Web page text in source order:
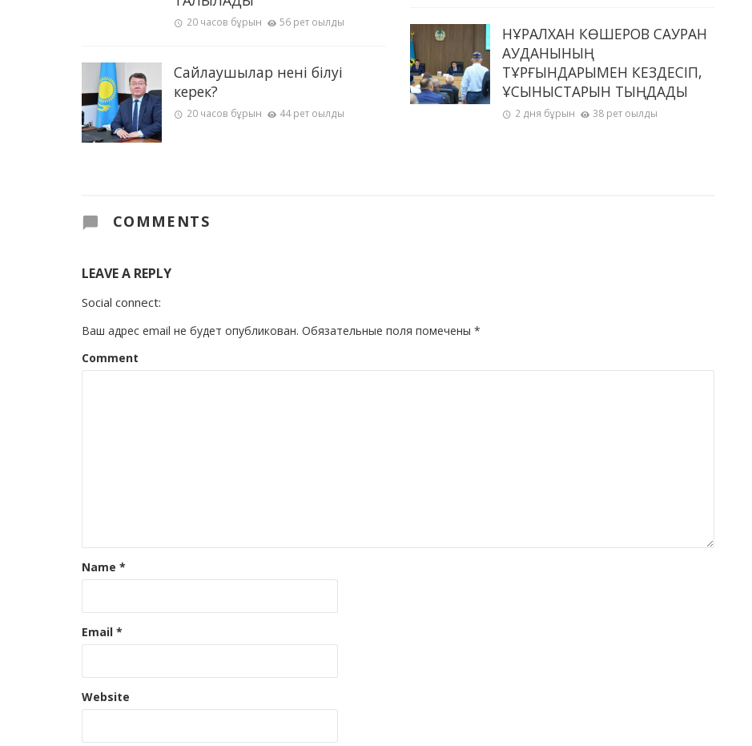
20 часов бұрын 56 рет оқылды
Сайлаушылар нені білуі
керек?
20 часов бұрын 44 рет оқылды
НҰРАЛХАН КӨШЕРОВ САУРАН
АУДАНЫНЫҢ
ТҰРҒЫНДАРЫМЕН КЕЗДЕСІП,
ҰСЫНЫСТАРЫН ТЫҢДАДЫ
2 дня бұрын 38 рет оқылды
COMMENTS
LEAVE A REPLY
Social connect:
Ваш адрес email не будет опубликован. Обязательные поля помечены *
Comment
Name *
Email *
Website